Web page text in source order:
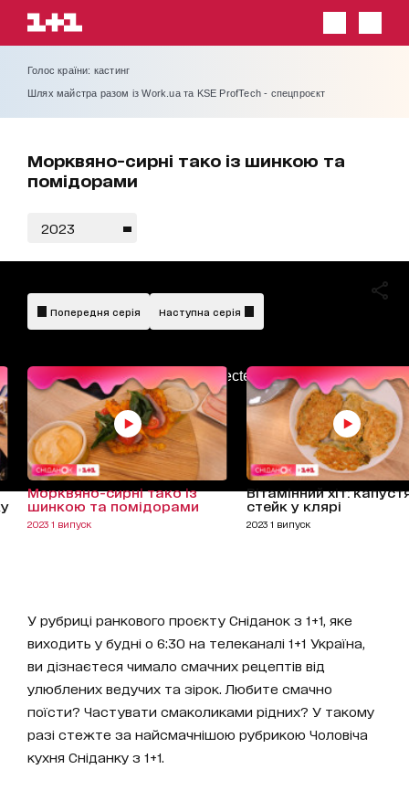
Голос країни: кастинг
Шлях майстра разом із Work.ua та KSE ProfTech - спецпроєкт
Морквяно-сирні тако із шинкою та
помідорами
2023
AdBlockDetected!
Попередня серія Наступна серія
Морквяно-сирні тако із
шинкою та помідорами
2023 1 випуск
Вітамінний хіт:
стейк у клярі
2023 1 випуск
У рубриці ранкового проєкту Сніданок з 1+1, яке
виходить у будні о 6:30 на телеканалі 1+1 Україна,
ви дізнаєтеся чимало смачних рецептів від
улюблених ведучих та зірок. Любите смачно
поїсти? Частувати смаколиками рідних? У такому
разі стежте за найсмачнішою рубрикою Чоловіча
кухня Сніданку з 1+1.